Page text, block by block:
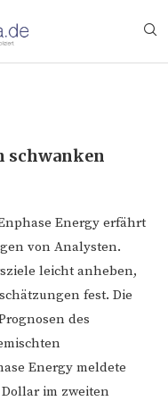
schwanken
Energy erfährt
von Analysten.
leicht anheben,
fest. Die
des
Energy meldete
im zweiten